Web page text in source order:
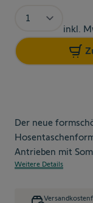
inkl.
Der neue
Antrieben mit
Weitere Details